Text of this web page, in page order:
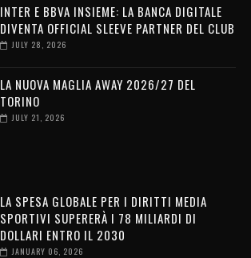
INTER E BBVA INSIEME: LA BANCA DIGITALE
DIVENTA OFFICIAL SLEEVE PARTNER DEL CLUB
JULY 28, 2026
LA NUOVA MAGLIA AWAY 2026/27 DEL
TORINO
JULY 21, 2026
LA SPESA GLOBALE PER I DIRITTI MEDIA
SPORTIVI SUPERERÀ I 78 MILIARDI DI
DOLLARI ENTRO IL 2030
JANUARY 06, 2026